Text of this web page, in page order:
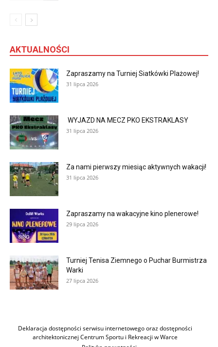
AKTUALNOŚCI
Zapraszamy na Turniej Siatkówki Plażowej!
31 lipca 2026
WYJAZD NA MECZ PKO EKSTRAKLASY
31 lipca 2026
Za nami pierwszy miesiąc aktywnych wakacji!
31 lipca 2026
Zapraszamy na wakacyjne kino plenerowe!
29 lipca 2026
Turniej Tenisa Ziemnego o Puchar Burmistrza
Warki
27 lipca 2026
Deklaracja dostępności serwisu internetowego oraz dostępności
architektonicznej Centrum Sportu i Rekreacji w Warce